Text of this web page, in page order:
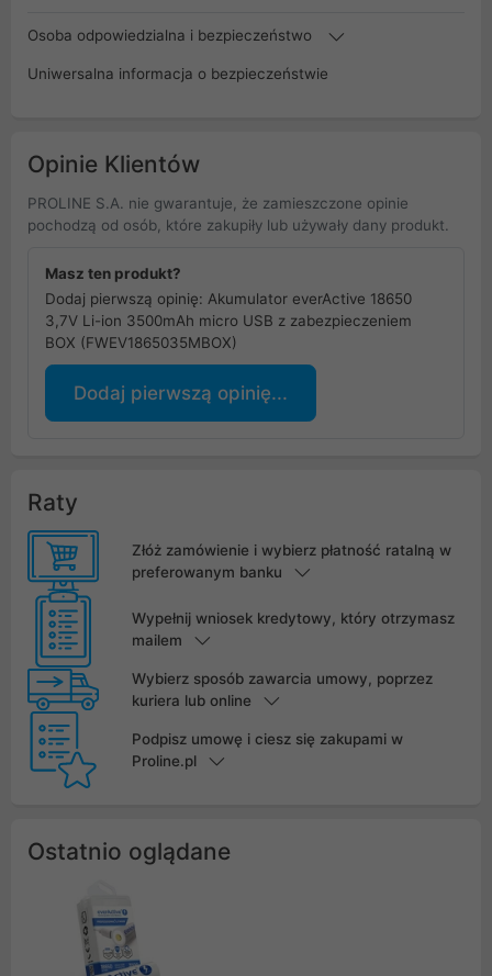
Osoba odpowiedzialna i bezpieczeństwo
Uniwersalna informacja o bezpieczeństwie
Opinie Klientów
PROLINE S.A. nie gwarantuje, że zamieszczone opinie
pochodzą od osób, które zakupiły lub używały dany produkt.
Masz ten produkt?
Dodaj pierwszą opinię: Akumulator everActive 18650
3,7V Li-ion 3500mAh micro USB z zabezpieczeniem
BOX (FWEV1865035MBOX)
Dodaj pierwszą opinię...
Raty
Złóż zamówienie i wybierz płatność ratalną w
preferowanym banku
Wypełnij wniosek kredytowy, który otrzymasz
mailem
Wybierz sposób zawarcia umowy, poprzez
kuriera lub online
Podpisz umowę i ciesz się zakupami w
Proline.pl
Ostatnio oglądane